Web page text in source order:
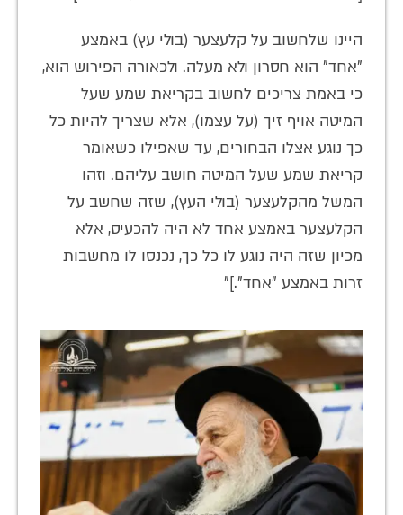
היינו שלחשוב על קלעצער (בולי עץ) באמצע
"אחד" הוא חסרון ולא מעלה. ולכאורה הפירוש הוא,
כי באמת צריכים לחשוב בקריאת שמע שעל
המיטה אויף זיך (על עצמו), אלא שצריך להיות כל
כך נוגע אצלו הבחורים, עד שאפילו כשאומר
קריאת שמע שעל המיטה חושב עליהם. וזהו
המשל מהקלעצער (בולי העץ), שזה שחשב על
הקלעצער באמצע אחד לא היה להכעיס, אלא
מכיון שזה היה נוגע לו כל כך, נכנסו לו מחשבות
זרות באמצע "אחד".]"